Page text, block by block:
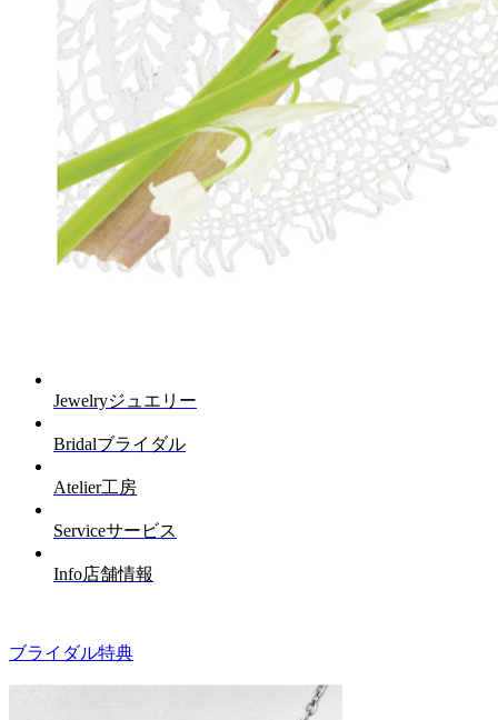
Jewelryジュエリー
Bridalブライダル
Atelier工房
Serviceサービス
Info店舗情報
ブライダル特典